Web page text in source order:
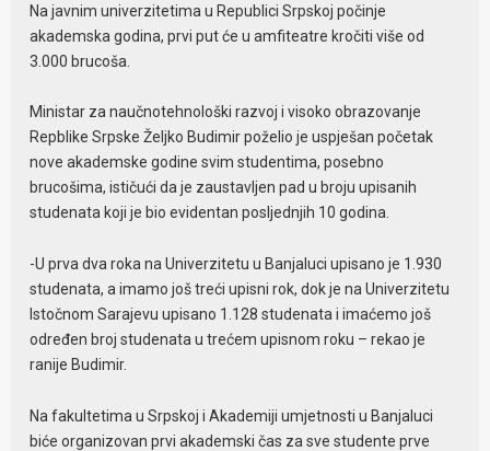
Na javnim univerzitetima u Republici Srpskoj počinje
akademska godina, prvi put će u amfiteatre kročiti više od
3.000 brucoša.
Ministar za naučnotehnološki razvoj i visoko obrazovanje
Repblike Srpske Željko Budimir poželio je uspješan početak
nove akademske godine svim studentima, posebno
brucošima, ističući da je zaustavljen pad u broju upisanih
studenata koji je bio evidentan posljednjih 10 godina.
-U prva dva roka na Univerzitetu u Banjaluci upisano je 1.930
studenata, a imamo još treći upisni rok, dok je na Univerzitetu
Istočnom Sarajevu upisano 1.128 studenata i imaćemo još
određen broj studenata u trećem upisnom roku – rekao je
ranije Budimir.
Na fakultetima u Srpskoj i Akademiji umjetnosti u Banjaluci
biće organizovan prvi akademski čas za sve studente prve